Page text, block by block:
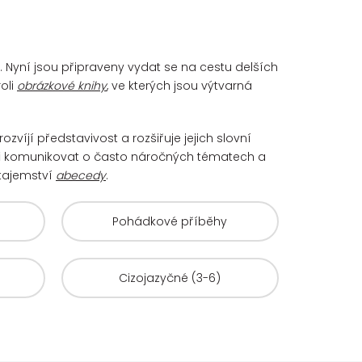
jsou připraveny vydat se na cestu delších
obrázkové knihy, ve kterých jsou výtvarná
představivost a rozšiřuje jejich slovní
o často náročných tématech a
abecedy.
Pohádkové příběhy
Cizojazyčné (3-6)